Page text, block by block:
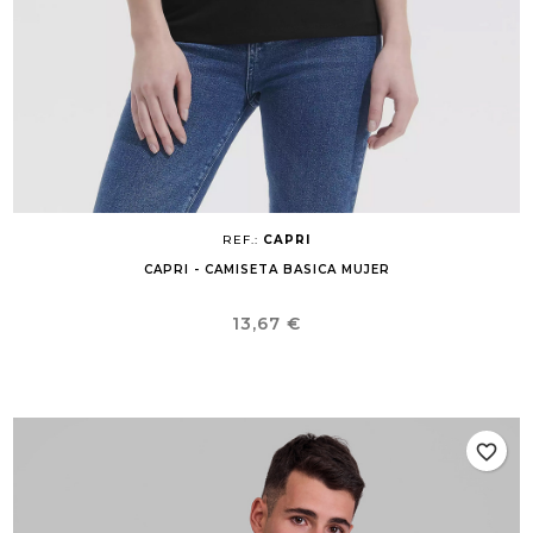
REF.: CAPRI
CAPRI - CAMISETA BASICA MUJER
Precio
13,67 €
favorite_border